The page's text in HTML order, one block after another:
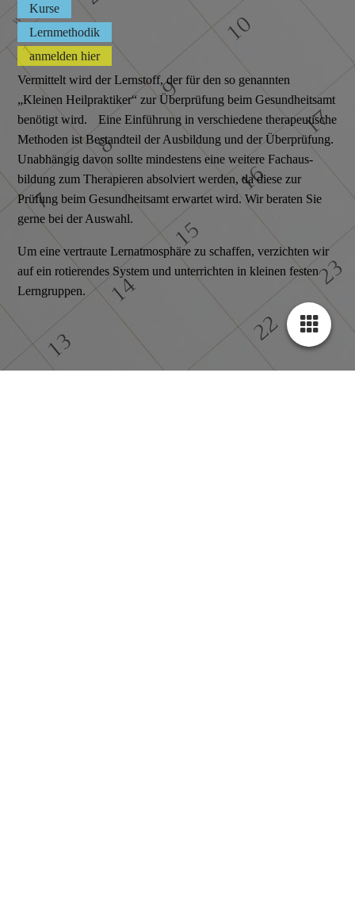
Kurse
Lernmethodik
anmelden hier
Vermittelt wird der Lernstoff, der für den so genannten
„Kleinen Heilpraktiker“ zur Überprüfung beim Gesundheitsamt
benötigt wird. Eine Einführung in verschiedene therapeutische
Methoden ist Bestandteil der Ausbildung und der Überprüfung.
Unabhängig davon sollte mindestens eine weitere Fach­aus­
bildung zum Therapieren absolviert werden, da diese zur
Prüfung beim Gesund­heits­amt erwartet wird. Wir beraten Sie
gerne bei der Auswahl.
Um eine vertraute Lernatmosphäre zu schaffen, verzichten wir
auf ein rotierendes System und unterrichten in kleinen festen
Lerngruppen.